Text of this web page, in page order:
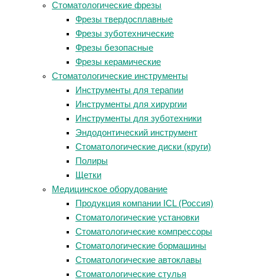
Стоматологические фрезы
Фрезы твердосплавные
Фрезы зуботехнические
Фрезы безопасные
Фрезы керамические
Стоматологические инструменты
Инструменты для терапии
Инструменты для хирургии
Инструменты для зуботехники
Эндодонтический инструмент
Стоматологические диски (круги)
Полиры
Щетки
Медицинское оборудование
Продукция компании ICL (Россия)
Стоматологические установки
Стоматологические компрессоры
Стоматологические бормашины
Стоматологические автоклавы
Стоматологические стулья